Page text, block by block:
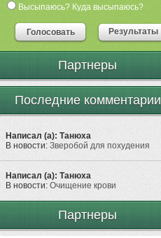
Высыпаюсь? Куда высыпаюсь?
Голосовать Результаты
Партнеры
Последние комментарии
Написал (а): Танюха
В новости: Зверобой для похудения
Написал (а): Танюха
В новости: Очищение крови
Партнеры